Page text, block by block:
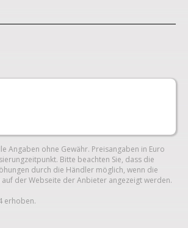
Angaben ohne Gewähr. Preisangaben in Euro
Bitte beachten Sie, dass die
durch die Händler möglich, wenn die
der Webseite der Anbieter angezeigt werden.
erhoben.